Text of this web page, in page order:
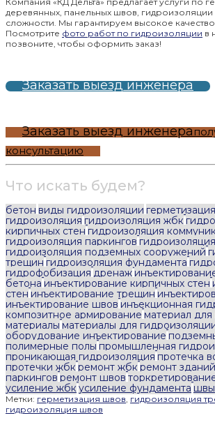
деревянных, панельных швов,
сложности. Мы гарантируем высокое
Посмотрите фото работ по гидроизоляции в
позвоните, чтобы оформить заказ!
Заказать выезд инженера
Заказать выезд инженера
консультацию
Что искать будем?
бетон виды гидроизоляции
гидроизоляция гидроизоляция жбк
кирпичных стен гидроизоляция
гидроизоляция паркингов
гидроизоляция подземных сооружений
трещин гидроизоляция фундамента
гидрофобизация дренаж
бетона инъектирование кирпичных стен
стен инъектирование трещин
инъектирование швов инъекционная
композитное армирование материал
материалы материалы для
оборудование инъектирование
полимерные полы промышленная
проникающая гидроизоляция протечка
протечки жбкремонт жбкремонт зданий
паркингов ремонт швов
усиление жбкусиление фундамента швы
Метки: герметизация швов, гидроизоляция
гидроизоляция швов